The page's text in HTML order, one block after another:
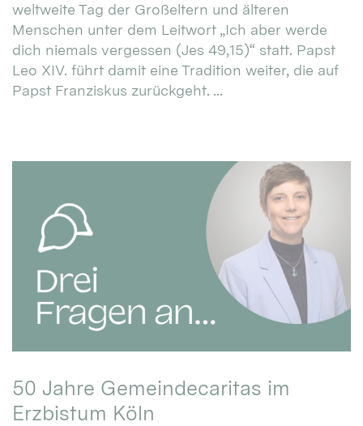
weltweite Tag der Großeltern und älteren
Menschen unter dem Leitwort „Ich aber werde
dich niemals vergessen (Jes 49,15)“ statt. Papst
Leo XIV. führt damit eine Tradition weiter, die auf
Papst Franziskus zurückgeht. ...
50 Jahre Gemeindecaritas im
Erzbistum Köln